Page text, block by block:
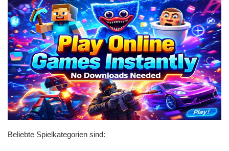
Beliebte Spielkategorien sind: